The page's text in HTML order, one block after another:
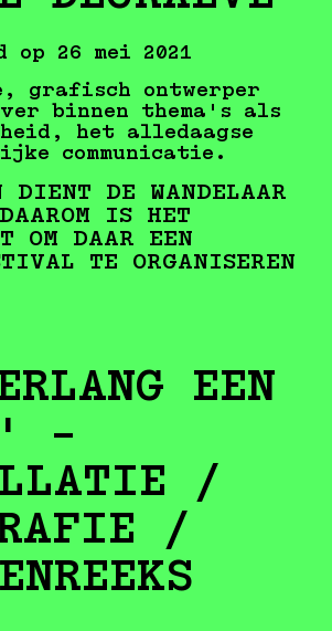
op 26 mei 2021
grafisch ontwerper
binnen thema's als
het alledaagse
communicatie.
DIENT DE WANDELAAR
IS HET
OM DAAR EEN
TE ORGANISEREN
EEN
-
/
/